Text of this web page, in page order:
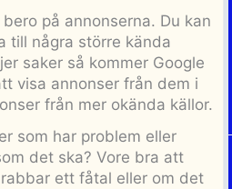
på annonserna. Du kan
till några större kända
saker så kommer Google
visa annonser från dem i
från mer okända källor.
som har problem eller
det ska? Vore bra att
ett fåtal eller om det